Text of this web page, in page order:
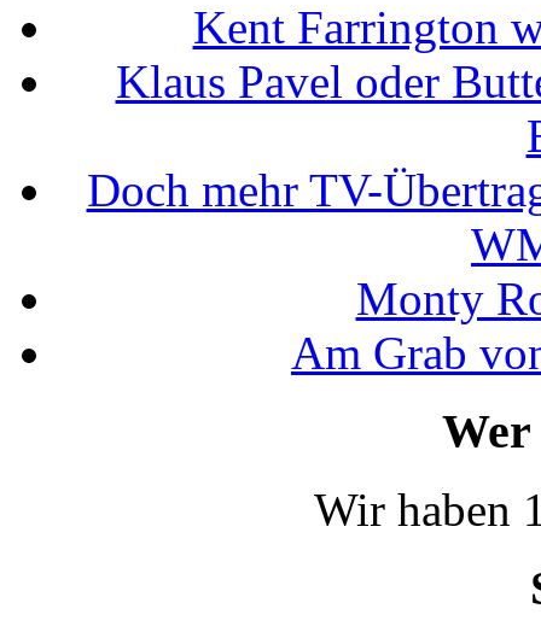
Kent Farrington
Klaus Pavel oder
Doch mehr TV-
Monty
Am Grab
Wir haben